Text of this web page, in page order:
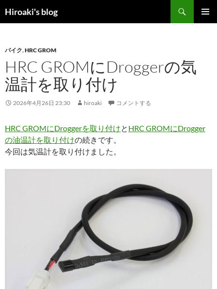
ン
ツ
へ
ス
キ
Hiroaki's blog
索
バイク,HRC GROM
HRC GROMにDroggerの気
温計を取り付け
2026年4月26日 23:30 hiroaki コメントする
HRC GROMにDroggerを取り付けと HRC GROMにDrogger
の油温計を取り付けの続きです。
今回は気温計を取り付けました。